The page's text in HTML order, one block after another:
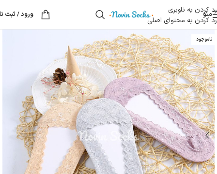
رد کردن به ناوبری
رد کردن به محتوای اصلی
منو ورود / ثبت
ناموجود